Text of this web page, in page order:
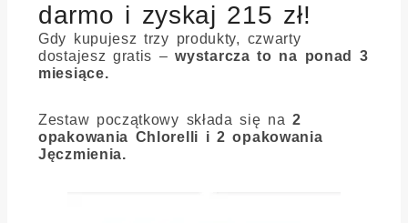
darmo i zyskaj 215 zł!
Gdy kupujesz trzy produkty, czwarty
dostajesz gratis – wystarcza to na ponad 3
miesiące.
Zestaw początkowy składa się na 2
opakowania Chlorelli i 2 opakowania
Jęczmienia.